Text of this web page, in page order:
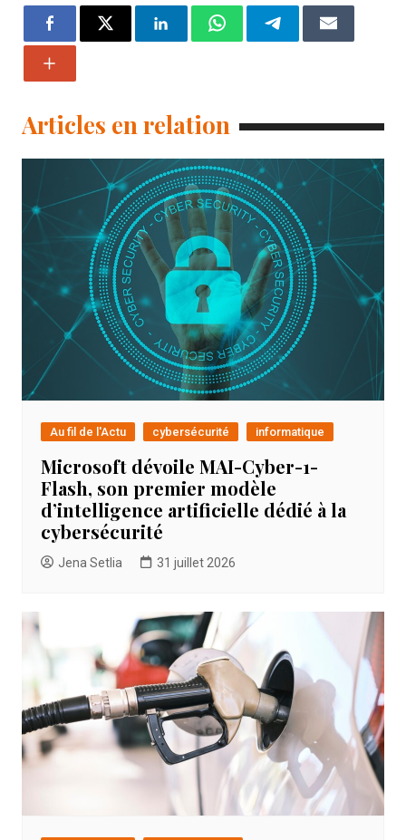
Articles en relation
Au fil de l'Actu cybersécurité informatique
Microsoft dévoile MAI-Cyber-1-
Flash, son premier modèle
d’intelligence artificielle dédié à la
cybersécurité
Jena Setlia 31 juillet 2026